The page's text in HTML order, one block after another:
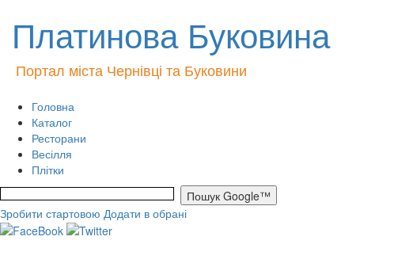
Платинова Буковина
Портал міста Чернівці та Буковини
Головна
Каталог
Ресторани
Весілля
Плітки
Зробити стартовою Додати в обрані